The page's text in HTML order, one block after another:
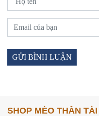
SHOP MÈO THẦN